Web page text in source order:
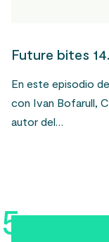
Future bites
En este episodio
con Ivan Bofarull,
autor del…
5.